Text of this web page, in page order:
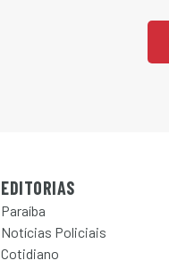
EDITORIAS
Paraíba
Notícias Policiais
Cotidiano